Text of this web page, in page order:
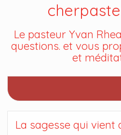
Le pasteur Yvan
questions. et vous
et
La sagesse qui vient